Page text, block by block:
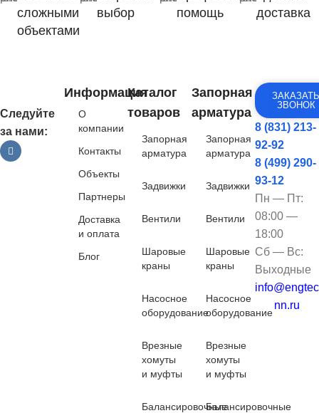
сложными
объектами
выбор
помощь
доставка
Следуйте
за нами:
Информация
О
компании
Контакты
Объекты
Партнеры
Доставка
и оплата
Блог
Каталог
товаров
Запорная
арматура
Задвижки
Вентили
Шаровые
краны
Насосное
оборудование
Врезные
хомуты
и муфты
Балансировочные
Запорная
арматура
Запорная
арматура
Задвижки
Вентили
Шаровые
краны
Насосное
оборудование
Врезные
хомуты
и муфты
Балансировочные
ЗВОНОК
8 (831) 213-
92-92
8 (499) 290-
93-12
Пн — Пт:
08:00 —
18:00
Сб — Вс:
Выходные
nn.ru